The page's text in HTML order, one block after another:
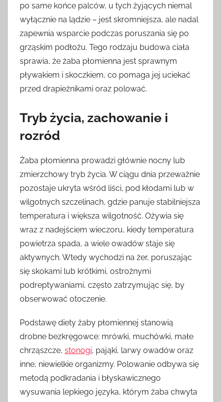
po same końce palców, u tych żyjących niemal
wyłącznie na lądzie – jest skromniejsza, ale nadal
zapewnia wsparcie podczas poruszania się po
grząskim podłożu. Tego rodzaju budowa ciała
sprawia, że żaba płomienna jest sprawnym
pływakiem i skoczkiem, co pomaga jej uciekać
przed drapieżnikami oraz polować.
Tryb życia, zachowanie i
rozród
Żaba płomienna prowadzi głównie nocny lub
zmierzchowy tryb życia. W ciągu dnia przeważnie
pozostaje ukryta wśród liści, pod kłodami lub w
wilgotnych szczelinach, gdzie panuje stabilniejsza
temperatura i większa wilgotność. Ożywia się
wraz z nadejściem wieczoru, kiedy temperatura
powietrza spada, a wiele owadów staje się
aktywnych. Wtedy wychodzi na żer, poruszając
się skokami lub krótkimi, ostrożnymi
podreptywaniami, często zatrzymując się, by
obserwować otoczenie.
Podstawę diety żaby płomiennej stanowią
drobne bezkręgowce: mrówki, muchówki, małe
chrząszcze, stonogi, pająki, larwy owadów oraz
inne, niewielkie organizmy. Polowanie odbywa się
metodą podkradania i błyskawicznego
wysuwania lepkiego języka, którym żaba chwyta